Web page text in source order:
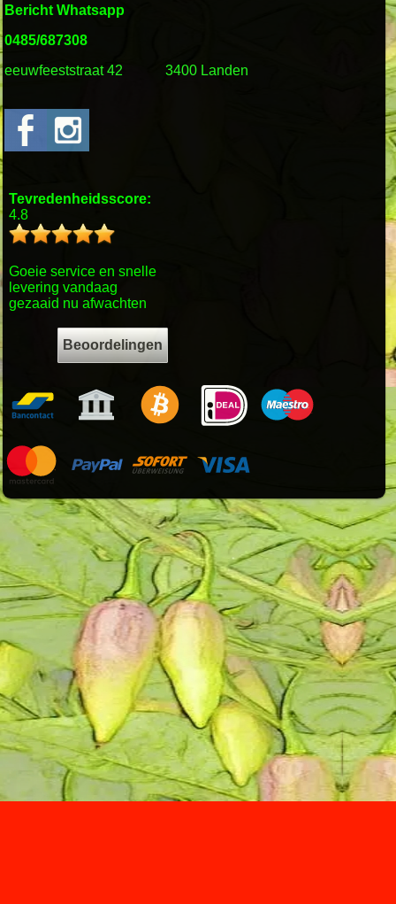
Bericht Whatsapp
0485/687308
eeuwfeeststraat 42 3400 Landen
Tevredenheidsscore:
4.8
Goeie service en snelle
levering vandaag
gezaaid nu afwachten
Beoordelingen